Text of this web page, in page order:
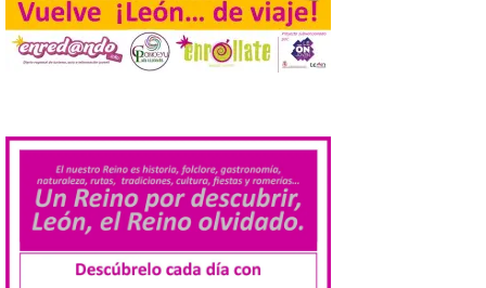
Durante los días 1 y 2 de
agosto, tanto el público
infantil como el adulto
pudo disfrutar de un
público infantil y, el resto del […]
Más de 200.000 jóvenes
nacidos en 2008 ya han
solicitado el Bono Cultural
Joven 2026 en su primer